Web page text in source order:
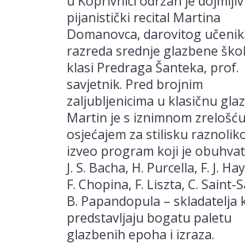
pijanistički recital Martina
Domanovca, darovitog
razreda srednje glazbene
klasi Predraga Šanteka, prof.
savjetnik. Pred brojnim
zaljubljenicima u klasičnu
Martin je s iznimnom
osjećajem za stilisku
izveo program koji je
J. S. Bacha, H. Purcella, F. J.
F. Chopina, F. Liszta, C. Saint-
B. Papandopula – skladatelja
predstavljaju bogatu paletu
glazbenih epoha i izraza.